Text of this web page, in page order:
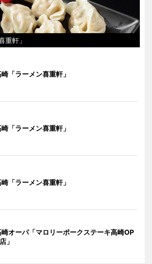
重軒」
「ラーメン喜重軒」
「ラーメン喜重軒」
「ラーメン喜重軒」
崎オーパ「マロリーポークステーキ高崎OP
」